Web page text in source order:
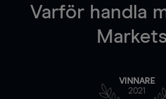
Varför handla
VINNARE
2021